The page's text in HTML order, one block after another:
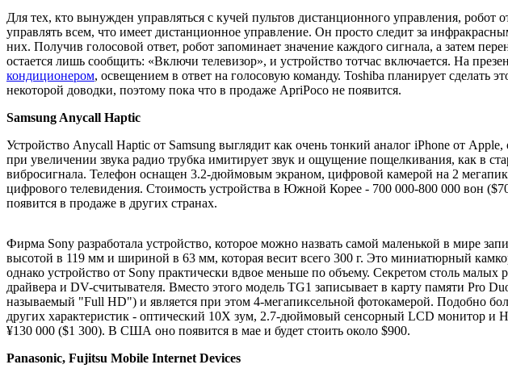
Для тех, кто вынужден управляться с кучей пультов дистанционного управления,
управлять всем, что имеет дистанционное управление. Он просто следит за
них. Получив голосовой ответ, робот запоминает значение каждого сигнала, а затем
остается лишь сообщить: «Включи телевизор», и устройство тотчас включается. На
кондиционером, освещением в ответ на голосовую команду. Toshiba планирует сделать
некоторой доводки, поэтому пока что в продаже ApriPoco не появится.
Samsung Anycall Haptic
Устройство Anycall Haptic от Samsung выглядит как очень тонкий аналог iPhone от
при увеличении звука радио трубка имитирует звук и ощущение пощелкивания, как в
вибросигнала. Телефон оснащен 3.2-дюймовым экраном, цифровой камерой на 2
цифрового телевидения. Стоимость устройства в Южной Корее - 700 000-800 000 вон
появится в продаже в других странах.
Фирма Sony разработала устройство, которое можно назвать самой маленькой в мире
высотой в 119 мм и шириной в 63 мм, которая весит всего 300 г. Это миниатюрный
однако устройство от Sony практически вдвое меньше по объему. Секретом столь малых
драйвера и DV-считывателя. Вместо этого модель TG1 записывает в карту памяти Pro
называемый "Full HD") и является при этом 4-мегапиксельной фотокамерой. Подобно
других характеристик - оптический 10X зум, 2.7-дюймовый сенсорный LCD монитор и
¥130 000 ($1 300). В США оно появится в мае и будет стоить около $900.
Panasonic, Fujitsu Mobile Internet Devices